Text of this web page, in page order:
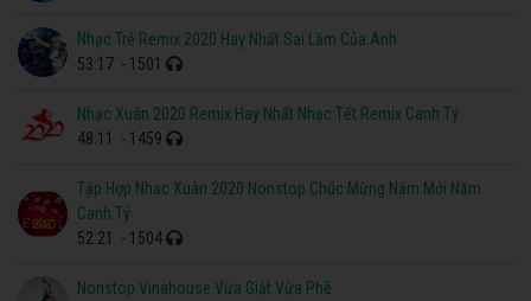
Nhạc Trẻ Remix 2020 Hay Nhất Sai Lầm Của Anh
53:17 - 1501
Nhạc Xuân 2020 Remix Hay Nhất Nhạc Tết Remix Canh Tý
48:11
- 1459
Tập Hợp Nhạc Xuân 2020 Nonstop Chúc Mừng Năm Mới Năm
Canh Tý
52:21
- 1504
Nonstop Vinahouse Vừa Giật Vừa Phê